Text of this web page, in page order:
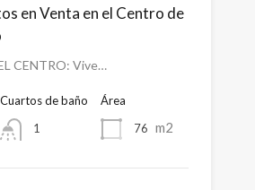
en Venta en el Centro de
CENTRO: Vive…
Cuartos de baño
1
Área
76 m2